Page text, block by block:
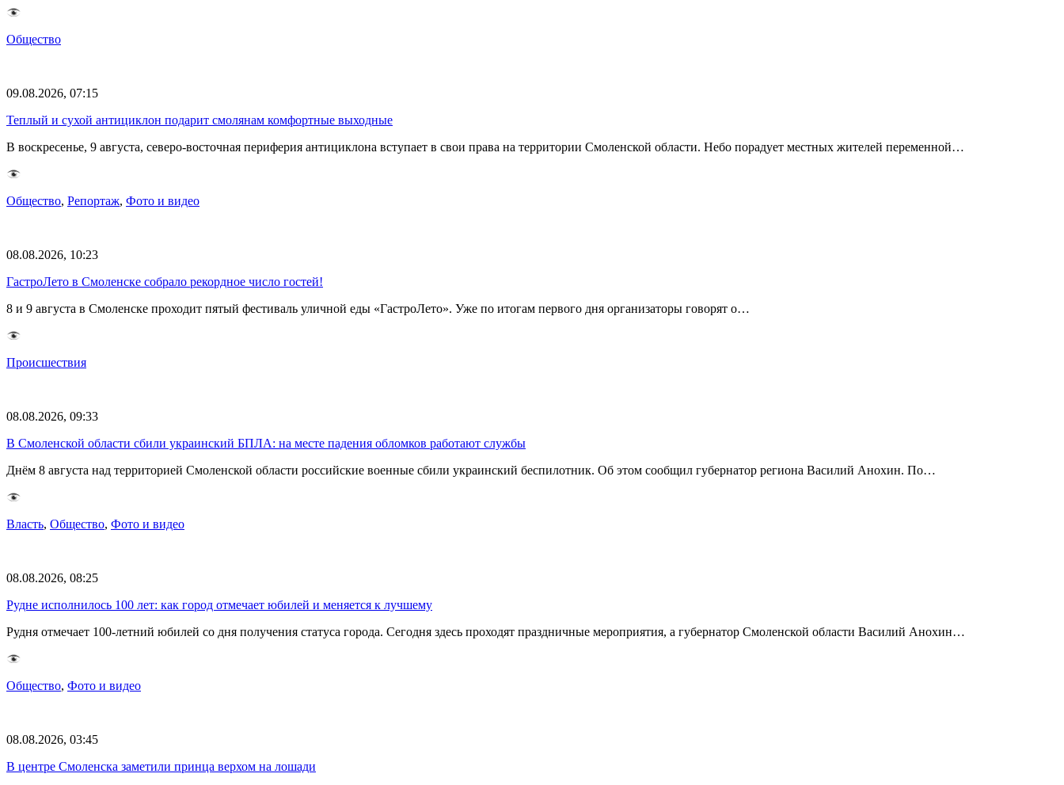
Общество
09.08.2026, 07:15
Теплый и сухой антициклон подарит смолянам комфортные выходные
В воскресенье, 9 августа, северо-восточная периферия антициклона вступает в свои права на территории Смоленской области. Небо порадует местных жителей переменной…
Общество, Репортаж, Фото и видео
08.08.2026, 10:23
ГастроЛето в Смоленске собрало рекордное число гостей!
8 и 9 августа в Смоленске проходит пятый фестиваль уличной еды «ГастроЛето». Уже по итогам первого дня организаторы говорят о…
Происшествия
08.08.2026, 09:33
В Смоленской области сбили украинский БПЛА: на месте падения обломков работают службы
Днём 8 августа над территорией Смоленской области российские военные сбили украинский беспилотник. Об этом сообщил губернатор региона Василий Анохин. По…
Власть, Общество, Фото и видео
08.08.2026, 08:25
Рудне исполнилось 100 лет: как город отмечает юбилей и меняется к лучшему
Рудня отмечает 100-летний юбилей со дня получения статуса города. Сегодня здесь проходят праздничные мероприятия, а губернатор Смоленской области Василий Анохин…
Общество, Фото и видео
08.08.2026, 03:45
В центре Смоленска заметили принца верхом на лошади